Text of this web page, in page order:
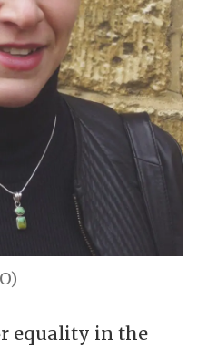
equality in the